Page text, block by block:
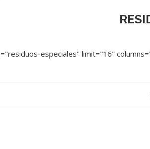
especiales" limit="16"